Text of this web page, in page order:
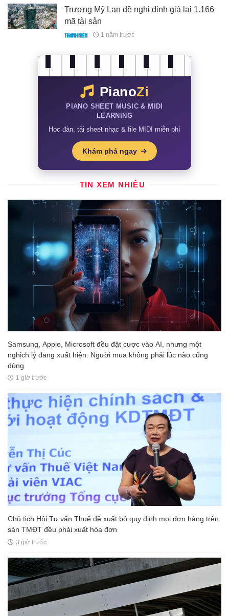
Trương Mỹ Lan đề nghị định giá lại 1.166
mã tài sản
1 năm trước
PianoZi
PIANO SHEET MUSIC & MIDI
LEARNING
Học đàn, tải sheet nhạc & file MIDI miễn phí
Khám phá ngay
TIN XEM NHIỀU
Samsung, Apple, Microsoft đều đặt cược vào AI, nhưng một
nghịch lý đang xuất hiện: Người mua không phải lúc nào cũng
dùng
1 giờ trước
Chủ tịch Hội Tư vấn Thuế đề xuất bỏ quy định mọi đơn hàng trên
sàn TMĐT đều phải xuất hóa đơn
3 giờ trước